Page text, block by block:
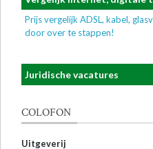
Prijs vergelijk ADSL, kabel,
door over te stappen!
Juridische vacatures
COLOFON
Uitgeverij